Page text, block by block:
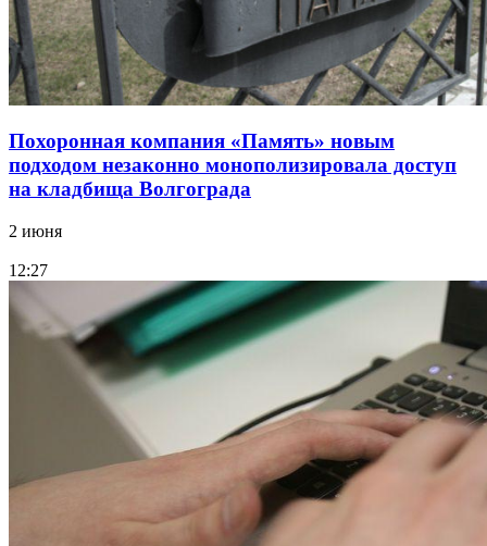
Похоронная компания «Память» новым
подходом незаконно монополизировала доступ
на кладбища Волгограда
2 июня
12:27